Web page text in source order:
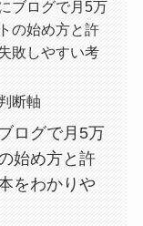
ブログで月5万
の始め方と許
敗しやすい考
断軸
ログで月5万
始め方と許
をわかりや